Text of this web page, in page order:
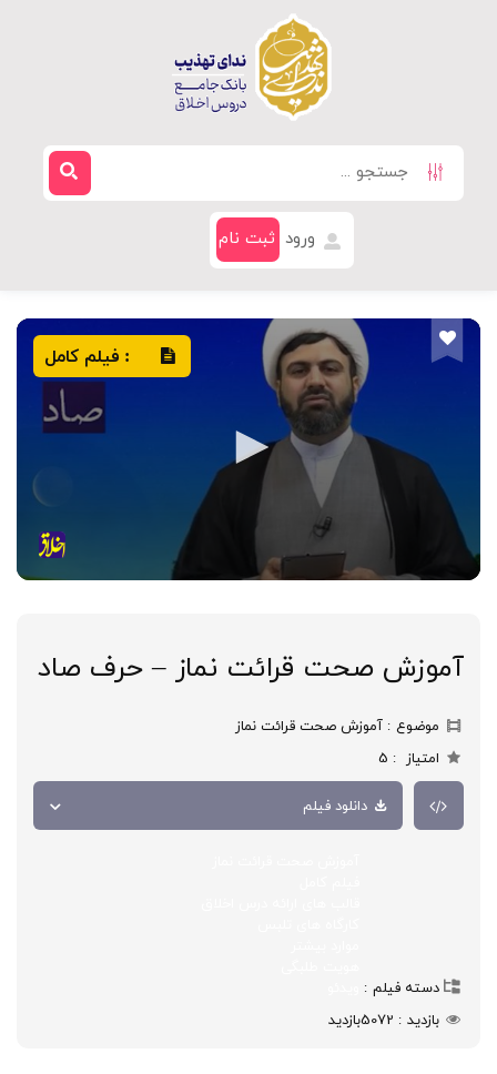
ورود ثبت نام
: فیلم کامل
آموزش صحت قرائت نماز – حرف صاد
موضوع
آموزش صحت قرائت نماز
امتیاز
5
دانلود فیلم
دسته فیلم
بازدید
5072بازدید